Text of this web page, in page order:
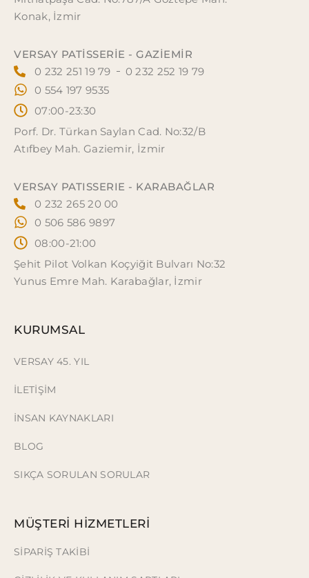
Konak, İzmir
VERSAY PATISSERIE - GAZİEMİR
0 232 251 19 79
0 232 252 19 79
0 554 197 9535
07:00-23:30
Porf. Dr. Türkan Saylan Cad. No:32/B
Atıfbey Mah. Gaziemir, İzmir
VERSAY PATISSERIE - KARABAĞLAR
0 232 265 20 00
0 506 586 9897
08:00-21:00
Şehit Pilot Volkan Koçyiğit Bulvarı No:32
Yunus Emre Mah. Karabağlar, İzmir
KURUMSAL
VERSAY 45. YIL
İLETİŞİM
İNSAN KAYNAKLARI
BLOG
SIKÇA SORULAN SORULAR
MÜŞTERİ HİZMETLERİ
SİPARİŞ TAKİBİ